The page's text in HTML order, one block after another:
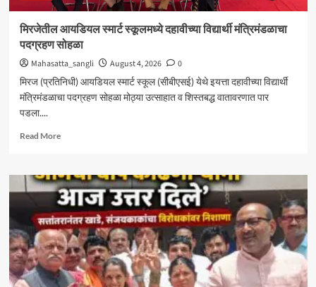
मिरजेतील आयडियल स्मार्ट स्कूलमध्ये दहावीच्या विद्यार्थी मंत्रिमंडळाचा
पदग्रहण सोहळा
Mahasatta_sangli August 4, 2026
0
मिरज (प्रतिनिधी) आयडियल स्मार्ट स्कूल (सीबीएसई) येथे इयत्ता दहावीच्या विद्यार्थी
मंत्रिमंडळाचा पदग्रहण सोहळा मोठ्या उत्साहात व शिस्तबद्ध वातावरणात पार
पडला....
Read MoreRead
मिरजेतील
आयडियल
स्मार्ट
स्कूलमध्ये
दहावीच्या
विद्यार्थी
मंत्रिमंडळाचा
पदग्रहण
सोहळा